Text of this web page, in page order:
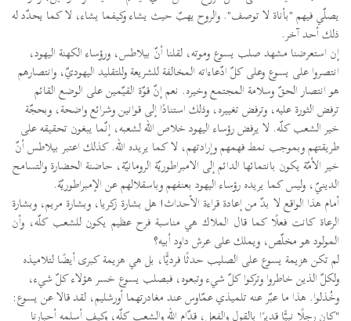
يصلّي فيهم "بأناة لا توصف". والروح يهبّ حيث يشاء وكيفما يشاء، لا كما يحدّد له
ذلك أحد آخر.
إن استعرضنا مشهد صلب يسوع وموته، لقلنا أنّ بيلاطس، ورؤساء الكهنة اليهود،
انتصروا على يسوع وعلى كلّ ادّعاءاته المخالفة للشريعة وللتقليد اليهوديّ، وانتصارهم
هو انتصار الحقّ وسلامة المجتمع وخيره. نعم إنّ قوّة القيّمين على الوضع القائم
ترفض الثورة عليه، وترفض تغييره، وذلك استنادًا إلى قوانين وشرائع واضحة، وبحجّة
خير الشعب كلّه. لا يرفض رؤساء اليهود خلاص الله لشعبه، إنّما يبغون تحقيقه على
طريقتهم وبموجب نمط فهمهم وإرادتهم، لا كما يريده الله. كذلك اعتبر بيلاطس أنّ
خير الأمّة يكون بانتمائها الدائم إلى الامبراطوريّة الرومانيّة، حاضنة الحضارة والتسامح
الدينيّ، وليس كما يريده رؤساء اليهود بعنفهم وباسقلالهم عن الإمبراطوريّة.
أمام هذا الواقع لا بدّ من إعادة قراءة الأحداث! هل بشارة زكريا، وبشارة مريم، وبشارة
الرعاة كانت فعلًا كما قال الملاك هي مناسبة فرح عظيم يكون للشعب كلّه، وأن
المولود هو مخلّص، ويملك على عرش داود أبيه؟
لم تكن هزيمة يسوع على الصليب حدثًا فرديًّا، بل هي هزيمة كبرى أيضًا لتلاميذه
ولكلّ الذين خاطروا وتركوا كلّ شيء وتبعوه، فبصلب يسوع خسر هؤلاء كلّ شيء،
وخُذلوا. هذا ما عبّر عنه تلميذي عمّاوس عند مغادرتهما أورشليم، لقد قالا عن يسوع:
"كان رجلًا نبيًّا قديرًا بالقول والفعل، قدّام الله والشعب كلّه، وكيف أسلمه أحبارنا